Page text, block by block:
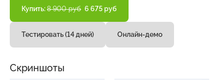
Купить:8 900 руб 6 675 руб
Тестировать (14 дней) Онлайн-демо
Скриншоты